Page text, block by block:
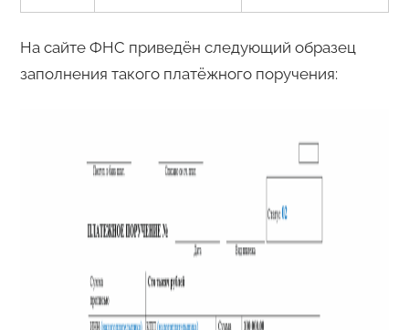
На сайте ФНС приведён следующий образец
заполнения такого платёжного поручения: